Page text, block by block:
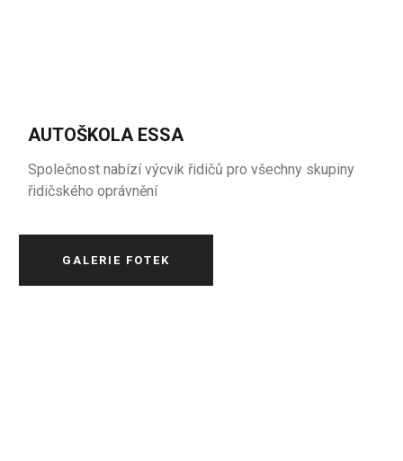
AUTOŠKOLA ESSA
Společnost nabízí výcvik řidičů pro všechny skupiny
řidičského oprávnění
GALERIE FOTEK